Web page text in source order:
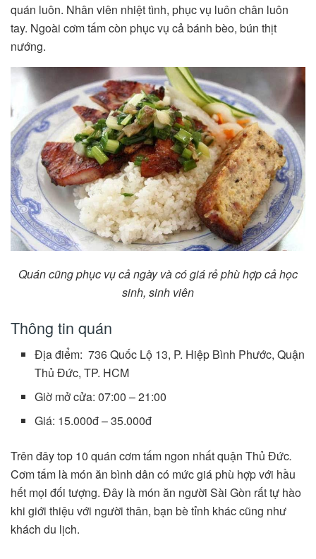
quán luôn. Nhân viên nhiệt tình, phục vụ luôn chân luôn
tay. Ngoài cơm tấm còn phục vụ cả bánh bèo, bún thịt
nướng.
Quán cũng phục vụ cả ngày và có giá rẻ phù hợp cả học
sinh, sinh viên
Thông tin quán
Địa điểm: 736 Quốc Lộ 13, P. Hiệp Bình Phước, Quận
Thủ Đức, TP. HCM
Giờ mở cửa: 07:00 – 21:00
Giá: 15.000đ – 35.000đ
Trên đây top 10 quán cơm tấm ngon nhất quận Thủ Đức.
Cơm tấm là món ăn bình dân có mức giá phù hợp với hầu
hết mọi đối tượng. Đây là món ăn người Sài Gòn rất tự hào
khi giới thiệu với người thân, bạn bè tỉnh khác cũng như
khách du lịch.